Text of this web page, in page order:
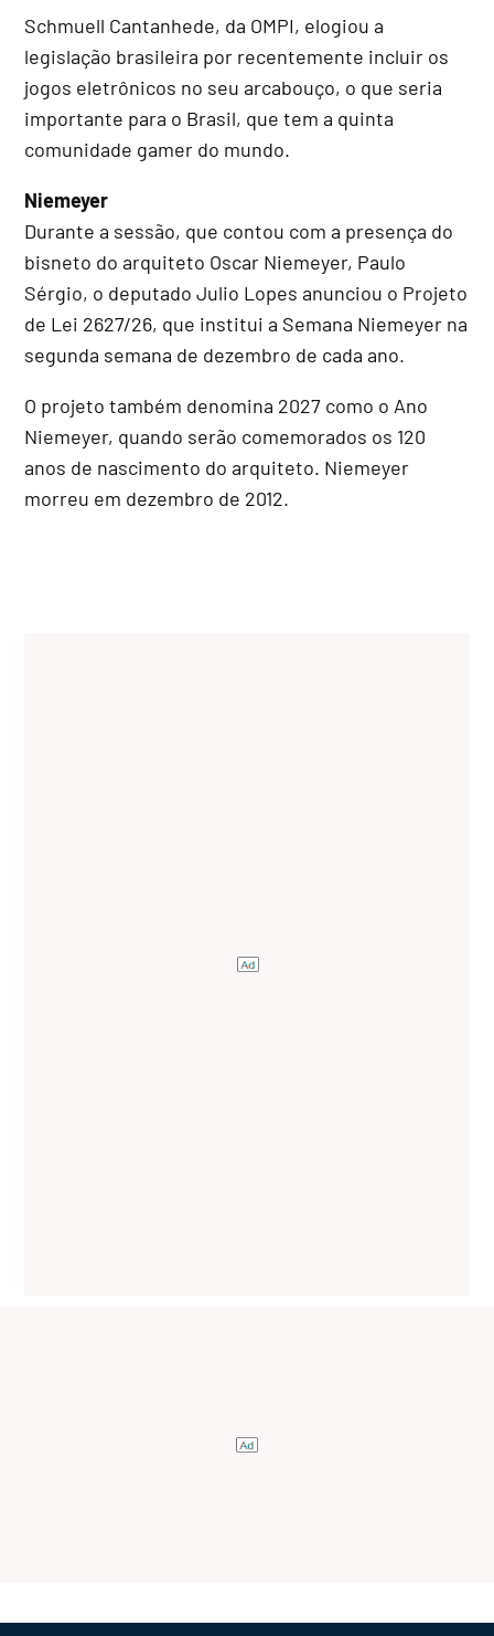
Schmuell Cantanhede, da OMPI, elogiou a
legislação brasileira por recentemente incluir os
jogos eletrônicos no seu arcabouço, o que seria
importante para o Brasil, que tem a quinta
comunidade gamer do mundo.
Niemeyer
Durante a sessão, que contou com a presença do
bisneto do arquiteto Oscar Niemeyer, Paulo
Sérgio, o deputado Julio Lopes anunciou o Projeto
de Lei 2627/26, que institui a Semana Niemeyer na
segunda semana de dezembro de cada ano.
O projeto também denomina 2027 como o Ano
Niemeyer, quando serão comemorados os 120
anos de nascimento do arquiteto. Niemeyer
morreu em dezembro de 2012.